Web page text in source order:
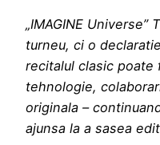
„IMAGINE Universe”
turneu, ci o
recitalul clasic poate
tehnologie,
originala –
ajunsa la a sasea